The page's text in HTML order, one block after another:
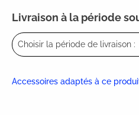
Livraison à la période
Choisir la période de livraison :
Accessoires adaptés à ce